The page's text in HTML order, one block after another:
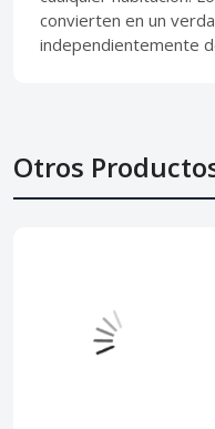
convierten en un
independientemente
Otros